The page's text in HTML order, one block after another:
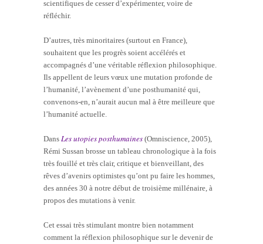
scientifiques de cesser d’expérimenter, voire de
réfléchir.
D’autres, très minoritaires (surtout en France),
souhaitent que les progrès soient accélérés et
accompagnés d’une véritable réflexion philosophique.
Ils appellent de leurs vœux une mutation profonde de
l’humanité, l’avènement d’une posthumanité qui,
convenons-en, n’aurait aucun mal à être meilleure que
l’humanité actuelle.
Dans Les utopies posthumaines (Omniscience, 2005),
Rémi Sussan brosse un tableau chronologique à la fois
très fouillé et très clair, critique et bienveillant, des
rêves d’avenirs optimistes qu’ont pu faire les hommes,
des années 30 à notre début de troisième millénaire, à
propos des mutations à venir.
Cet essai très stimulant montre bien notamment
comment la réflexion philosophique sur le devenir de